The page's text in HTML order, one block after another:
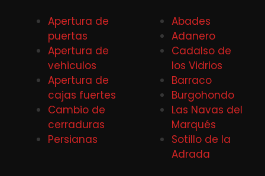
Apertura de
puertas
Apertura de
vehiculos
Apertura de
cajas fuertes
Cambio de
cerraduras
Persianas
Abades
Adanero
Cadalso de
los Vidrios
Barraco
Burgohondo
Las Navas del
Marqués
Sotillo de la
Adrada